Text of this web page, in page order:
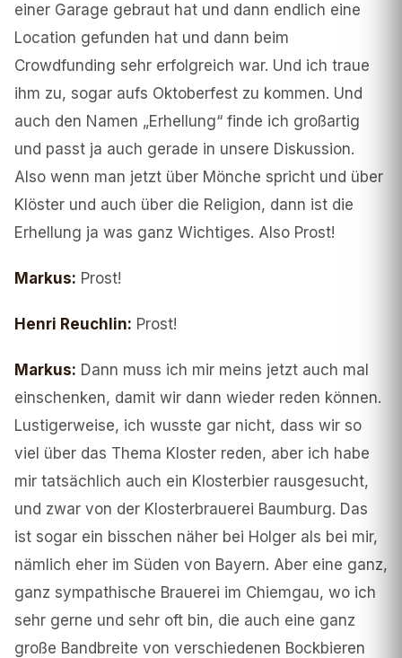
einer Garage gebraut hat und dann endlich eine
Location gefunden hat und dann beim
Crowdfunding sehr erfolgreich war. Und ich traue
ihm zu, sogar aufs Oktoberfest zu kommen. Und
auch den Namen „Erhellung“ finde ich großartig
und passt ja auch gerade in unsere Diskussion.
Also wenn man jetzt über Mönche spricht und über
Klöster und auch über die Religion, dann ist die
Erhellung ja was ganz Wichtiges. Also Prost!
Markus: Prost!
Henri Reuchlin: Prost!
Markus: Dann muss ich mir meins jetzt auch mal
einschenken, damit wir dann wieder reden können.
Lustigerweise, ich wusste gar nicht, dass wir so
viel über das Thema Kloster reden, aber ich habe
mir tatsächlich auch ein Klosterbier rausgesucht,
und zwar von der Klosterbrauerei Baumburg. Das
ist sogar ein bisschen näher bei Holger als bei mir,
nämlich eher im Süden von Bayern. Aber eine ganz,
ganz sympathische Brauerei im Chiemgau, wo ich
sehr gerne und sehr oft bin, die auch eine ganz
große Bandbreite von verschiedenen Bockbieren